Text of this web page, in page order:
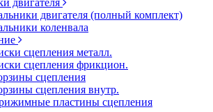
двигателя
двигателя (полный комплект)
коленвала
сцепления металл.
сцепления фрикцион.
сцепления
сцепления внутр.
пластины сцепления